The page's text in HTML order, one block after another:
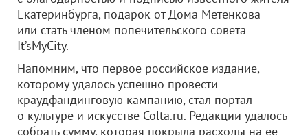
Екатеринбурга, подарок от Дома Метенкова
или стать членом попечительского совета
It’sMyCity.
Напомним, что первое российское издание,
которому удалось успешно провести
краудфандинговую кампанию, стал портал
о культуре и искусстве Colta.ru. Редакции удалось
собрать сумму, которая покрыла расходы на ее